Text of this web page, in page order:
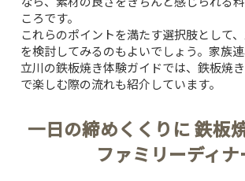
ころです。
これらのポイントを満たす選択肢として
を検討してみるのもよいでしょう。 家族
立川の鉄板焼き体験ガイドでは、鉄板焼
で楽しむ際の流れも紹介しています。
一日の締めくくりに 鉄板
ファミリーディナ